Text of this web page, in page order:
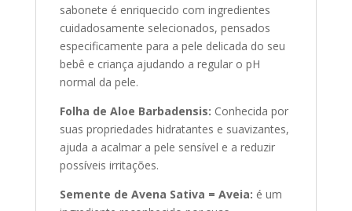
sabonete é enriquecido com ingredientes
cuidadosamente selecionados, pensados
especificamente para a pele delicada do seu
bebê e criança ajudando a regular o pH
normal da pele.
Folha de Aloe Barbadensis: Conhecida por
suas propriedades hidratantes e suavizantes,
ajuda a acalmar a pele sensível e a reduzir
possíveis irritações.
Semente de Avena Sativa = Aveia: é um